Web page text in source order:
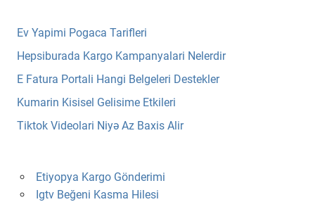
Ev Yapimi Pogaca Tarifleri
Hepsiburada Kargo Kampanyalari Nelerdir
E Fatura Portali Hangi Belgeleri Destekler
Kumarin Kisisel Gelisime Etkileri
Tiktok Videolari Niyə Az Baxis Alir
Etiyopya Kargo Gönderimi
Igtv Beğeni Kasma Hilesi